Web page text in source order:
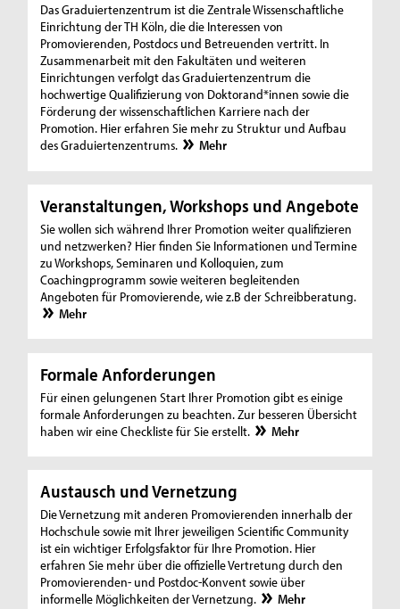
Das Graduiertenzentrum ist die Zentrale Wissenschaftliche
Einrichtung der TH Köln, die die Interessen von
Promovierenden, Postdocs und Betreuenden vertritt. In
Zusammenarbeit mit den Fakultäten und weiteren
Einrichtungen verfolgt das Graduiertenzentrum die
hochwertige Qualifizierung von Doktorand*innen sowie die
Förderung der wissenschaftlichen Karriere nach der
Promotion. Hier erfahren Sie mehr zu Struktur und Aufbau
des Graduiertenzentrums.
Mehr
Veranstaltungen, Workshops und Angebote
Sie wollen sich während Ihrer Promotion weiter qualifizieren
und netzwerken? Hier finden Sie Informationen und Termine
zu Workshops, Seminaren und Kolloquien, zum
Coachingprogramm sowie weiteren begleitenden
Angeboten für Promovierende, wie z.B der Schreibberatung.
Mehr
Formale Anforderungen
Für einen gelungenen Start Ihrer Promotion gibt es einige
formale Anforderungen zu beachten. Zur besseren Übersicht
haben wir eine Checkliste für Sie erstellt.
Mehr
Austausch und Vernetzung
Die Vernetzung mit anderen Promovierenden innerhalb der
Hochschule sowie mit Ihrer jeweiligen Scientific Community
ist ein wichtiger Erfolgsfaktor für Ihre Promotion. Hier
erfahren Sie mehr über die offizielle Vertretung durch den
Promovierenden- und Postdoc-Konvent sowie über
informelle Möglichkeiten der Vernetzung.
Mehr